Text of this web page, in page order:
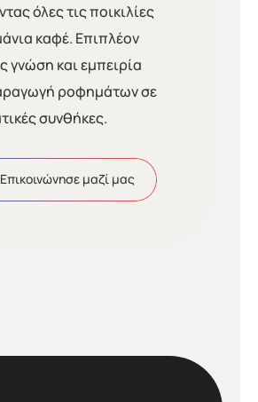
όλες τις ποικιλίες
καφέ. Επιπλέον
γνώση και εμπειρία
ροφημάτων σε
συνθήκες.
Επικοινώνησε μαζί μας